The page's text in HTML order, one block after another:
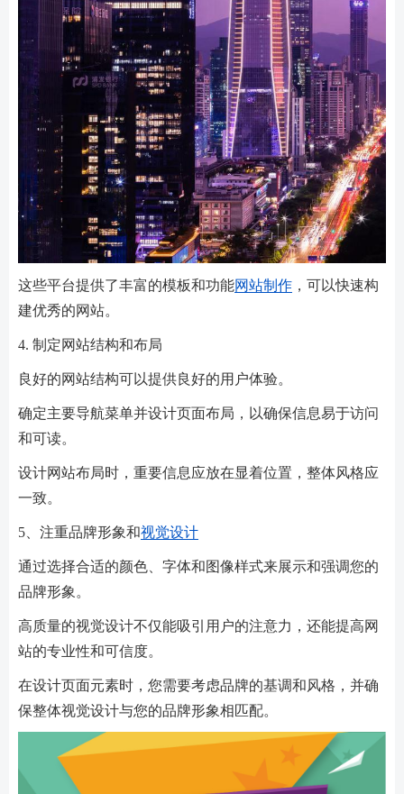
这些平台提供了丰富的模板和功能网站制作 ，可以快速构
建优秀的网站。
4. 制定网站结构和布局
良好的网站结构可以提供良好的用户体验。
确定主要导航菜单并设计页面布局，以确保信息易于访问
和可读。
设计网站布局时，重要信息应放在显着位置，整体风格应
一致。
5、注重品牌形象和视觉设计
通过选择合适的颜色、字体和图像样式来展示和强调您的
品牌形象。
高质量的视觉设计不仅能吸引用户的注意力，还能提高网
站的专业性和可信度。
在设计页面元素时，您需要考虑品牌的基调和风格，并确
保整体视觉设计与您的品牌形象相匹配。